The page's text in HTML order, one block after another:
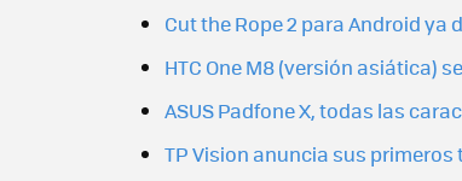
Cut the Rope 2 para Android ya
HTC One M8 (versión asiática)
ASUS Padfone X, todas las
TP Vision anuncia sus